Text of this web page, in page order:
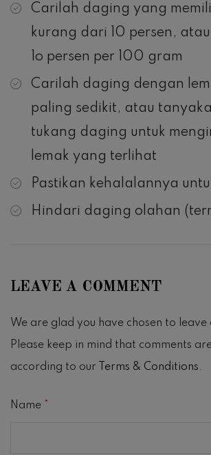
Carilah daging yang
kurang dari 10 persen,
1o persen per 100 gram
Carilah daging dengan
paling sedikit, atau
tukang daging untuk
lemak yang terlihat
Pastikan kehalalannya
Hindari daging olahan
LEAVE A COMMENT
We are glad you have chosen to leave
Please keep in mind that comments
according to our Terms & Conditions.
Name